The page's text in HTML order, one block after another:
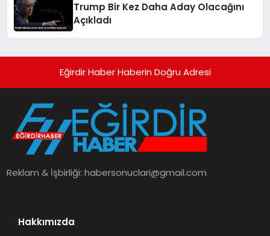
Trump Bir Kez Daha Aday Olacağını
Açıkladı
Eğirdir Haber Haberin Doğru Adresi
Reklam & İşbirliği:habersonuclari@gmail.com
Hakkımızda